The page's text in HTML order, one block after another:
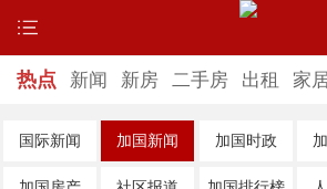
热点 新闻 新房 二手房 出租 家
特色 饮食养生 美食商家 最新车讯
家 学车 跳蚤市场 婚恋交友 企业
国际新闻 加国新闻 加国时政